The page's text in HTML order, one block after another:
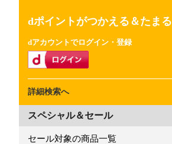
dポイントがつかえる＆たまる
dアカウントでログイン・登録
詳細検索へ
スペシャル＆セール
セール対象の商品一覧